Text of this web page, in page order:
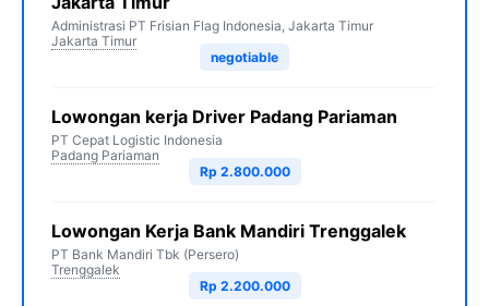
Administrasi PT Frisian Flag Indonesia, Jakarta Timur
Jakarta Timur
negotiable
Lowongan kerja Driver Padang Pariaman
PT Cepat Logistic Indonesia
Padang Pariaman
Rp 2.800.000
Lowongan Kerja Bank Mandiri Trenggalek
PT Bank Mandiri Tbk (Persero)
Trenggalek
Rp 2.200.000